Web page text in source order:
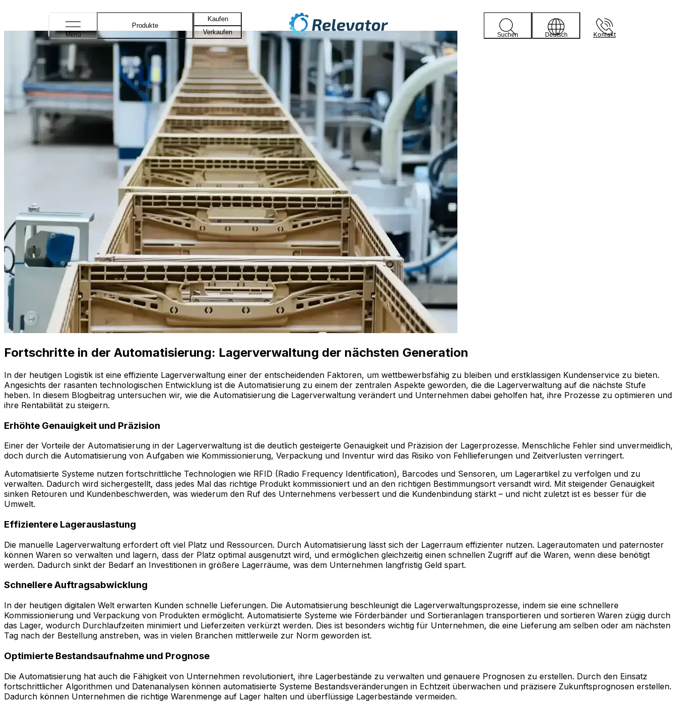
Menü
Produkte
Kaufen
Verkaufen
Suchen Deutsch Kontakt
Fortschritte in der Automatisierung: Lagerverwaltung der nächsten Generation
In der heutigen Logistik ist eine effiziente Lagerverwaltung einer der entscheidenden Faktoren, um wettbewerbsfähig zu bleiben und erstklassigen Kundenservice zu bieten.
Angesichts der rasanten technologischen Entwicklung ist die Automatisierung zu einem der zentralen Aspekte geworden, die die Lagerverwaltung auf die nächste Stufe
heben. In diesem Blogbeitrag untersuchen wir, wie die Automatisierung die Lagerverwaltung verändert und Unternehmen dabei geholfen hat, ihre Prozesse zu optimieren und
ihre Rentabilität zu steigern.
Erhöhte Genauigkeit und Präzision
Einer der Vorteile der Automatisierung in der Lagerverwaltung ist die deutlich gesteigerte Genauigkeit und Präzision der Lagerprozesse. Menschliche Fehler sind unvermeidlich,
doch durch die Automatisierung von Aufgaben wie Kommissionierung, Verpackung und Inventur wird das Risiko von Fehllieferungen und Zeitverlusten verringert.
Automatisierte Systeme nutzen fortschrittliche Technologien wie RFID (Radio Frequency Identification), Barcodes und Sensoren, um Lagerartikel zu verfolgen und zu
verwalten. Dadurch wird sichergestellt, dass jedes Mal das richtige Produkt kommissioniert und an den richtigen Bestimmungsort versandt wird. Mit steigender Genauigkeit
sinken Retouren und Kundenbeschwerden, was wiederum den Ruf des Unternehmens verbessert und die Kundenbindung stärkt – und nicht zuletzt ist es besser für die
Umwelt.
Effizientere Lagerauslastung
Die manuelle Lagerverwaltung erfordert oft viel Platz und Ressourcen. Durch Automatisierung lässt sich der Lagerraum effizienter nutzen. Lagerautomaten und paternoster
können Waren so verwalten und lagern, dass der Platz optimal ausgenutzt wird, und ermöglichen gleichzeitig einen schnellen Zugriff auf die Waren, wenn diese benötigt
werden. Dadurch sinkt der Bedarf an Investitionen in größere Lagerräume, was dem Unternehmen langfristig Geld spart.
Schnellere Auftragsabwicklung
In der heutigen digitalen Welt erwarten Kunden schnelle Lieferungen. Die Automatisierung beschleunigt die Lagerverwaltungsprozesse, indem sie eine schnellere
Kommissionierung und Verpackung von Produkten ermöglicht. Automatisierte Systeme wie Förderbänder und Sortieranlagen transportieren und sortieren Waren zügig durch
das Lager, wodurch Durchlaufzeiten minimiert und Lieferzeiten verkürzt werden. Dies ist besonders wichtig für Unternehmen, die eine Lieferung am selben oder am nächsten
Tag nach der Bestellung anstreben, was in vielen Branchen mittlerweile zur Norm geworden ist.
Optimierte Bestandsaufnahme und Prognose
Die Automatisierung hat auch die Fähigkeit von Unternehmen revolutioniert, ihre Lagerbestände zu verwalten und genauere Prognosen zu erstellen. Durch den Einsatz
fortschrittlicher Algorithmen und Datenanalysen können automatisierte Systeme Bestandsveränderungen in Echtzeit überwachen und präzisere Zukunftsprognosen erstellen.
Dadurch können Unternehmen die richtige Warenmenge auf Lager halten und überflüssige Lagerbestände vermeiden.